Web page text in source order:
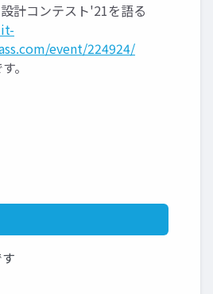
計コンテスト'21を語る
event/224924/
。